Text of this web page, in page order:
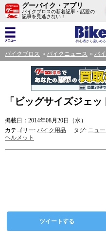
グーバイク・アプリ
バイクブロスの新着記事・話題の
記事を見逃さない！
バイクブロス バイクニュース バ
「ビッグサイズジェ
掲載日：2014年08月20日（水）
カテゴリー: バイク用品 タグ: ニュ
ヘルメット
ツイートする